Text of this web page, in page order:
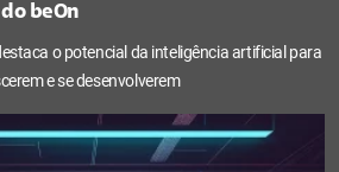
beOn
o potencial da inteligência artificial para
e se desenvolverem